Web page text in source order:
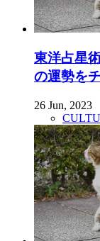
東洋占星
の運勢を
26 Jun, 2023